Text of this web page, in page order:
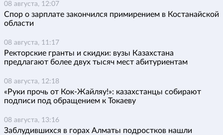
08 августа, 12:07
Спор о зарплате закончился примирением в Костанайской
области
08 августа, 11:17
Ректорские гранты и скидки: вузы Казахстана
предлагают более двух тысяч мест абитуриентам
08 августа, 12:18
«Руки прочь от Кок-Жайляу!»: казахстанцы собирают
подписи под обращением к Токаеву
08 августа, 13:16
Заблудившихся в горах Алматы подростков нашли